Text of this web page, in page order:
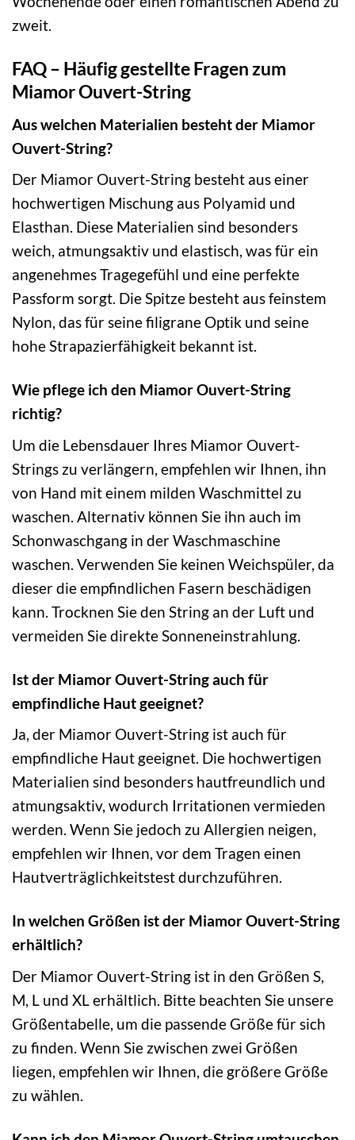
zweit.
FAQ – Häufig gestellte Fragen zum
Miamor Ouvert-String
Aus welchen Materialien besteht der Miamor
Ouvert-String?
Der Miamor Ouvert-String besteht aus einer
hochwertigen Mischung aus Polyamid und
Elasthan. Diese Materialien sind besonders
weich, atmungsaktiv und elastisch, was für ein
angenehmes Tragegefühl und eine perfekte
Passform sorgt. Die Spitze besteht aus feinstem
Nylon, das für seine filigrane Optik und seine
hohe Strapazierfähigkeit bekannt ist.
Wie pflege ich den Miamor Ouvert-String
richtig?
Um die Lebensdauer Ihres Miamor Ouvert-
Strings zu verlängern, empfehlen wir Ihnen, ihn
von Hand mit einem milden Waschmittel zu
waschen. Alternativ können Sie ihn auch im
Schonwaschgang in der Waschmaschine
waschen. Verwenden Sie keinen Weichspüler, da
dieser die empfindlichen Fasern beschädigen
kann. Trocknen Sie den String an der Luft und
vermeiden Sie direkte Sonneneinstrahlung.
Ist der Miamor Ouvert-String auch für
empfindliche Haut geeignet?
Ja, der Miamor Ouvert-String ist auch für
empfindliche Haut geeignet. Die hochwertigen
Materialien sind besonders hautfreundlich und
atmungsaktiv, wodurch Irritationen vermieden
werden. Wenn Sie jedoch zu Allergien neigen,
empfehlen wir Ihnen, vor dem Tragen einen
Hautverträglichkeitstest durchzuführen.
In welchen Größen ist der Miamor Ouvert-String
erhältlich?
Der Miamor Ouvert-String ist in den Größen S,
M, L und XL erhältlich. Bitte beachten Sie unsere
Größentabelle, um die passende Größe für sich
zu finden. Wenn Sie zwischen zwei Größen
liegen, empfehlen wir Ihnen, die größere Größe
zu wählen.